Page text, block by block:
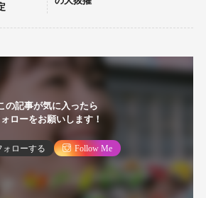
の記事が気に入ったら
ローをお願いします！
ォローする Follow Me